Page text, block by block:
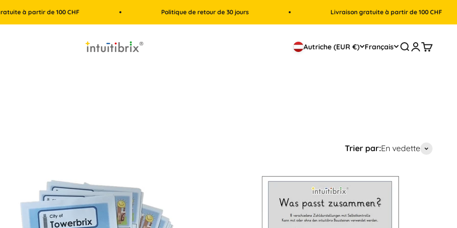
de 100 CHF Politique de retour de 30 jours Livraison gratuite à partir de 100 CHF
intuitibrix.ch | Spielend Mathe lernen Autriche (EUR €) Français Recherche
Connexion
Panier
Trier par:En vedette